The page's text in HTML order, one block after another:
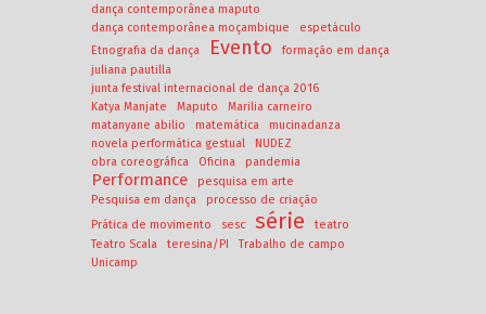
dança contemporânea maputo
dança contemporânea moçambique
espetáculo
Etnografia da dança
Evento
formação em dança
juliana pautilla
junta festival internacional de dança 2016
Katya Manjate
Maputo
Marilia carneiro
matanyane abilio
matemática
mucinadanza
novela performática gestual
NUDEZ
obra coreográfica
Oficina pandemia
Performance
pesquisa em arte
Pesquisa em dança
processo de criação
Prática de movimento
sesc série
teatro
Teatro Scala
teresina/PI
Trabalho de campo
Unicamp